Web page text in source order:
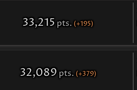
33,215 pts. (+195)
32,089 pts. (+379)